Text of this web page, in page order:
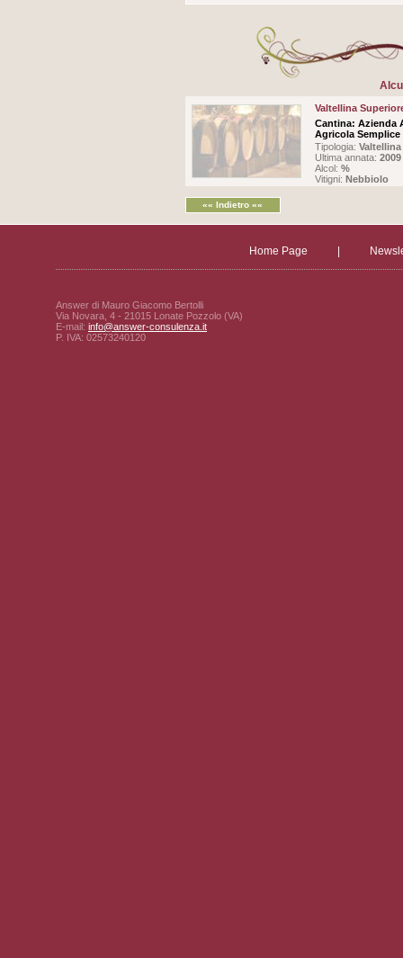
Valtellina
Cantina: Azienda
Agricola
Tipologia:
Ultima annata: 2009
Alcol: %
Vitigni: Nebbiolo
«« Indietro ««
Home Page
Answer di Mauro Giacomo Bertolli
Via Novara, 4 - 21015 Lonate Pozzolo (VA)
E-mail: info@answer-consulenza.it
P. IVA: 02573240120